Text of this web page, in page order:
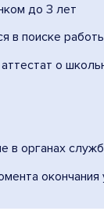
до 3 лет
в поиске
о
в органах
окончания